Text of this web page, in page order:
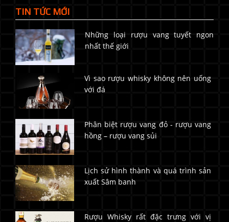
TIN TỨC MỚI
Những loại rượu vang tuyết ngon
nhất thế giới
Vì sao rượu whisky không nên uống
với đá
Phân biệt rượu vang đỏ - rượu vang
hồng – rượu vang sủi
Lịch sử hình thành và quá trình sản
xuất Sâm banh
Rượu Whisky rất đặc trưng với vị